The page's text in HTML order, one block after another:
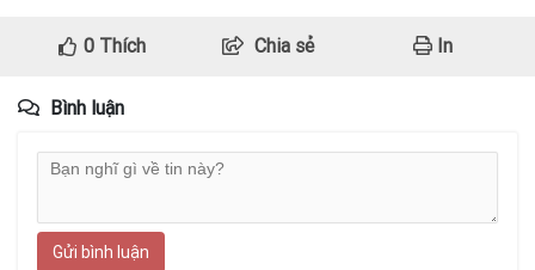
0Thích Chia sẻ In
Bình luận
Gửi bình luận